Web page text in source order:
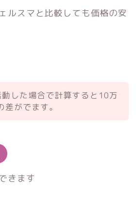
ルスマと比較しても価格の安
した場合で計算すると10万
差がでます。
きます